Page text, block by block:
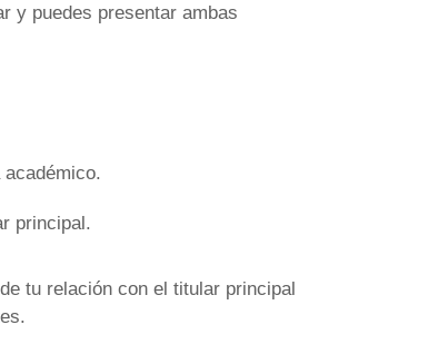
y puedes presentar ambas
principal.
tu relación con el titular principal